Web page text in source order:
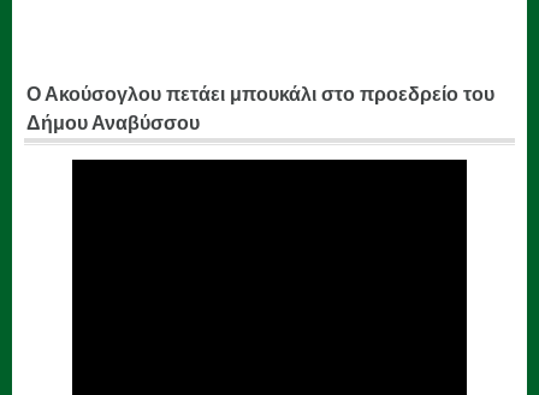
Ο Ακούσογλου πετάει μπουκάλι στο προεδρείο του
Δήμου Αναβύσσου